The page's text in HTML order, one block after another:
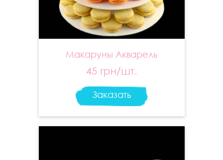
Макаруны Акварель
45 грн/шт.
Заказать